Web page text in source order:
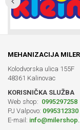
MEHANIZACIJA MILER
Kolodvorska ulica 155F
48361 Kalinovac
KORISNIČKA SLUŽBA
Web shop: 0995297258
PJ Valpovo: 0995312330
E-mail: